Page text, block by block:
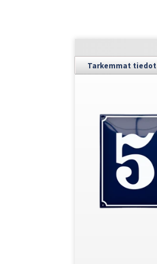
Tarkemmat tiedot